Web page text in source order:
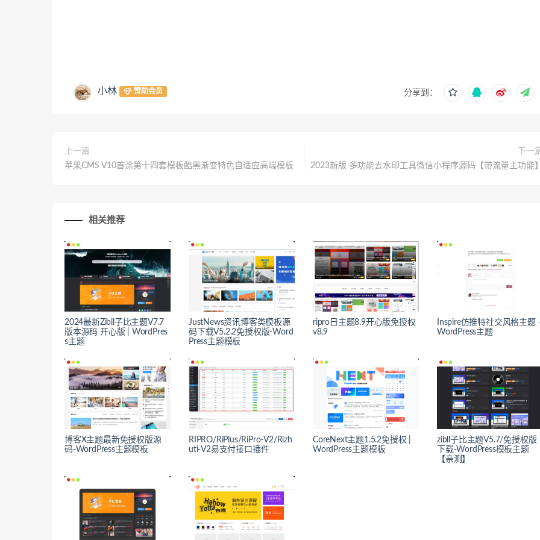
小林 赞助会员 分享到：
上一篇
苹果CMS V10首涂第十四套模板酷黑渐变特色自适应高端模板
下一
2023新版 多功能去水印工具微信小程序源码【带流量主功能
相关推荐
2024最新Zibll子比主题V7.7
版本源码 开心版 | WordPres
s主题
JustNews资讯博客类模板源
码下载V5.2.2免授权版-Word
Press主题模板
ripro日主题8.9开心版免授权
v8.9
Inspire仿推特社交风格主题
WordPress主题
博客X主题最新免授权版源
码-WordPress主题模板
RIPRO/RiPlus/RiPro-V2/Rizh
uti-V2易支付接口插件
CoreNext主题1.5.2免授权 |
WordPress主题模板
zibll子比主题V5.7/免授权版
下载-WordPress模板主题
【亲测】